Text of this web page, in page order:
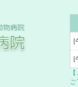
[
[
ご